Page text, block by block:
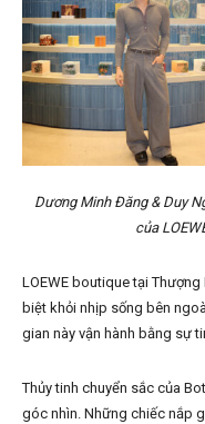
Dương Minh Đăng & Duy
của
LOEWE boutique tại
biệt khỏi nhịp sống bên
gian này vận hành bằng sự
Thủy tinh chuyển sắc của
góc nhìn. Những chiếc nắp